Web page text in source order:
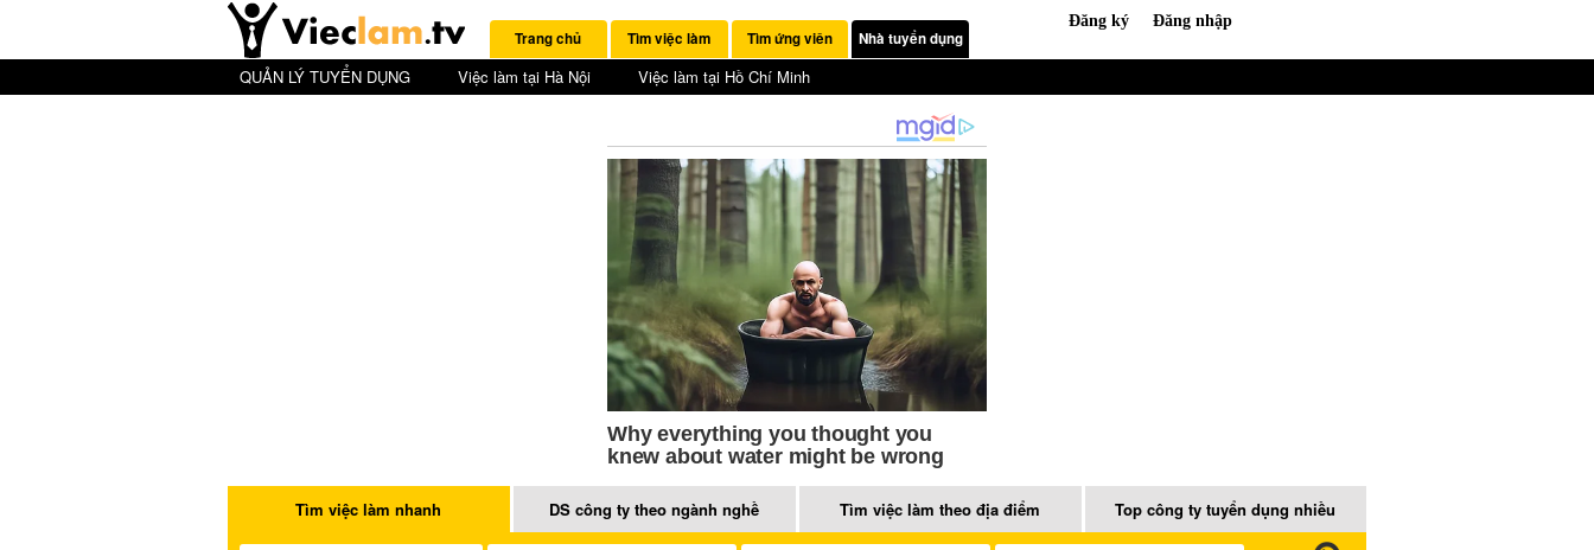
Trang chủ Tìm việc làm Tìm ứng viên Nhà tuyển dụng
QUẢN LÝ TUYỂN DỤNG Việc làm tại Hà Nội Việc làm tại Hồ Chí Minh
Tìm việc làm nhanh DS công ty theo ngành nghề Tìm việc làm theo địa điểm Top công ty tuyển dụng nhiều